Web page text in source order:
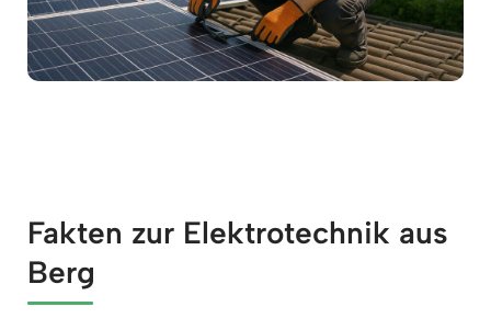
Fakten zur Elektrotechnik aus
Berg